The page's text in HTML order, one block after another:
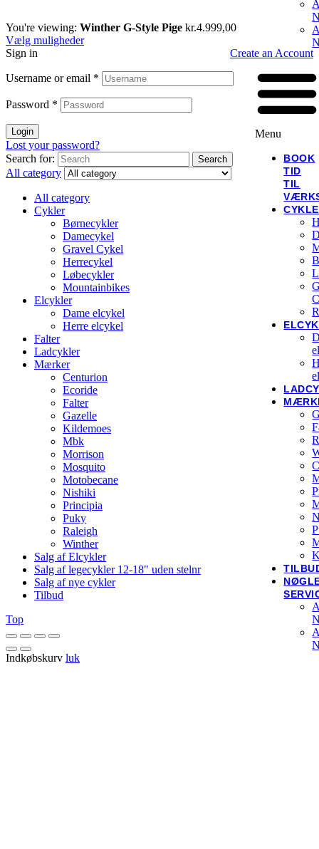
Menu
BOOK
TID
TIL
You're viewing: Winther G-Style Pige kr.4.999,00
Vælg muligheder
Sign in
Create an Account
Username or email *
Password *
Login
Lost your password?
Search for:
Search
All category
All category
Cykler
Børnecykler
Damecykel
Gravel Cykel
Herrecykel
Løbecykler
Mountainbikes
Elcykler
Dame elcykel
Herre elcykel
Falter
Ladcykler
Mærker
Centurion
Ecoride
Falter
Gazelle
Kildemoes
Mbk
Morrison
Mosquito
Motobecane
Nishiki
Principia
Puky
Raleigh
Winther
Salg af Elcykler
Salg af legecykler 12-18" uden stelnr
Salg af nye cykler
Tilbud
Top
Indkøbskurv luk